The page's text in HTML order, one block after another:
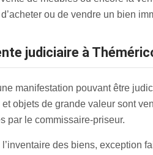
ou de vendre un bien
judiciaire à
manifestation pouvant être
objets de grande valeur sont
par le commissaire-priseur.
des biens,